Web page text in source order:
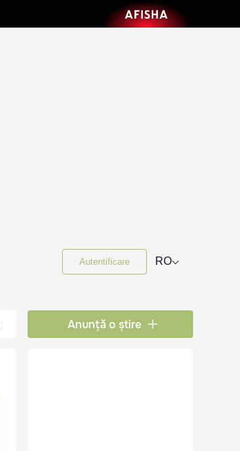
Autentificare RO⌵
Anunță o știre